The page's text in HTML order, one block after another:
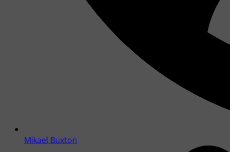
Mikael Buxton